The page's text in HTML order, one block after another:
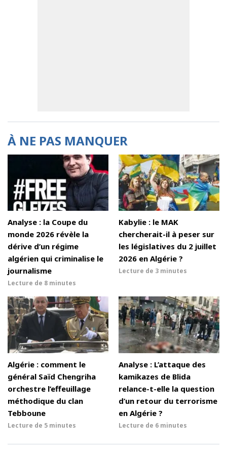
À NE PAS MANQUER
Analyse : la Coupe du
monde 2026 révèle la
dérive d’un régime
algérien qui criminalise le
journalisme
Lecture de 8 minutes
Kabylie : le MAK
chercherait-il à peser sur
les législatives du 2 juillet
2026 en Algérie ?
Lecture de 3 minutes
Algérie : comment le
général Saïd Chengriha
orchestre l’effeuillage
méthodique du clan
Tebboune
Lecture de 5 minutes
Analyse : L’attaque des
kamikazes de Blida
relance-t-elle la question
d’un retour du terrorisme
en Algérie ?
Lecture de 6 minutes